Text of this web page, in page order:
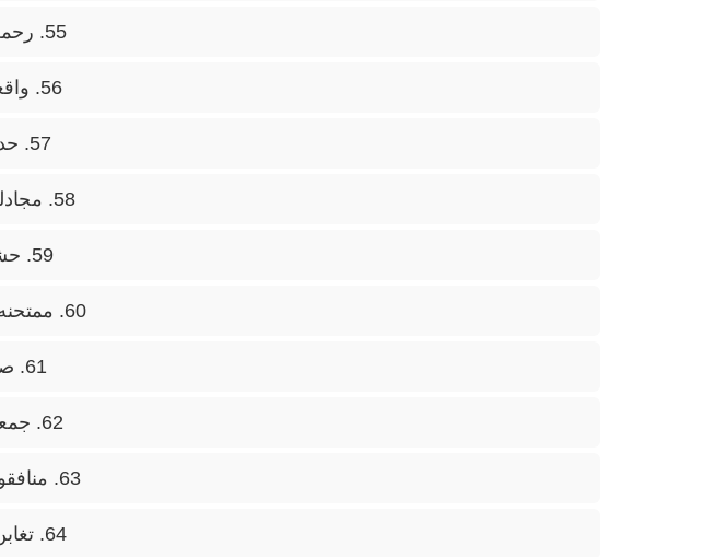
55. رحمن
56. واقعه
57. حدید
58. مجادله
59. حشر
60. ممتحنه
61. صف
62. جمعه
63. منافقون
64. تغابن